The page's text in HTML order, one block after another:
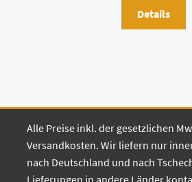
Details
Alle Preise inkl. der gesetzlichen
Versandkosten. Wir liefern nur
nach Deutschland und nach